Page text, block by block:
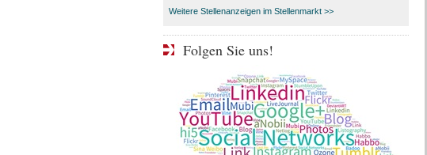
Weitere Stellenanzeigen im Stellenmarkt >>
Folgen Sie uns!